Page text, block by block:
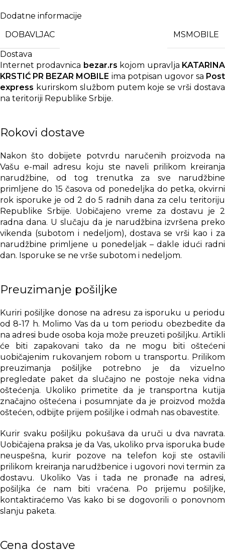
Dodatne informacije
DOBAVLJAC
MSMOBILE
Dostava
Internet prodavnica bezar.rs kojom upravlja KATARINA
KRSTIĆ PR BEZAR MOBILE ima potpisan ugovor sa Post
express kurirskom službom putem koje se vrši dostava
na teritoriji Republike Srbije.
Rokovi dostave
Nakon što dobijete potvrdu naručenih proizvoda na
Vašu e-mail adresu koju ste naveli prilikom kreiranja
narudžbine, od tog trenutka za sve narudžbine
primljene do 15 časova od ponedeljka do petka, okvirni
rok isporuke je od 2 do 5 radnih dana za celu teritoriju
Republike Srbije. Uobičajeno vreme za dostavu je 2
radna dana. U slučaju da je narudžbina izvršena preko
vikenda (subotom i nedeljom), dostava se vrši kao i za
narudžbine primljene u ponedeljak – dakle idući radni
dan. Isporuke se ne vrše subotom i nedeljom.
Preuzimanje pošiljke
Kuriri pošiljke donose na adresu za isporuku u periodu
od 8-17 h. Molimo Vas da u tom periodu obezbedite da
na adresi bude osoba koja može preuzeti pošiljku. Artikli
će biti zapakovani tako da ne mogu biti oštećeni
uobičajenim rukovanjem robom u transportu. Prilikom
preuzimanja pošiljke potrebno je da vizuelno
pregledate paket da slučajno ne postoje neka vidna
oštećenja. Ukoliko primetite da je transportna kutija
značajno oštećena i posumnjate da je proizvod možda
oštećen, odbijte prijem pošiljke i odmah nas obavestite.
Kurir svaku pošiljku pokušava da uruči u dva navrata.
Uobičajena praksa je da Vas, ukoliko prva isporuka bude
neuspešna, kurir pozove na telefon koji ste ostavili
prilikom kreiranja narudžbenice i ugovori novi termin za
dostavu. Ukoliko Vas i tada ne pronađe na adresi,
pošiljka će nam biti vraćena. Po prijemu pošiljke,
kontaktiraćemo Vas kako bi se dogovorili o ponovnom
slanju paketa.
Cena dostave